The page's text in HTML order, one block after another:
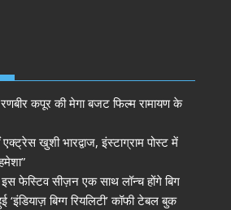
कपूर की मेगा बजट फिल्म रामायण के
खुशी भारद्वाज, इंस्टाग्राम पोस्ट में
इस फेस्टिव सीज़न एक साथ लॉन्च होंगे बिग
बिग्ग रियलिटी’ कॉफी टेबल बुक